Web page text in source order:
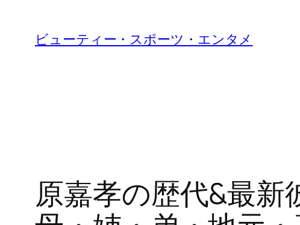
ビューティー・スポーツ・エンタメ